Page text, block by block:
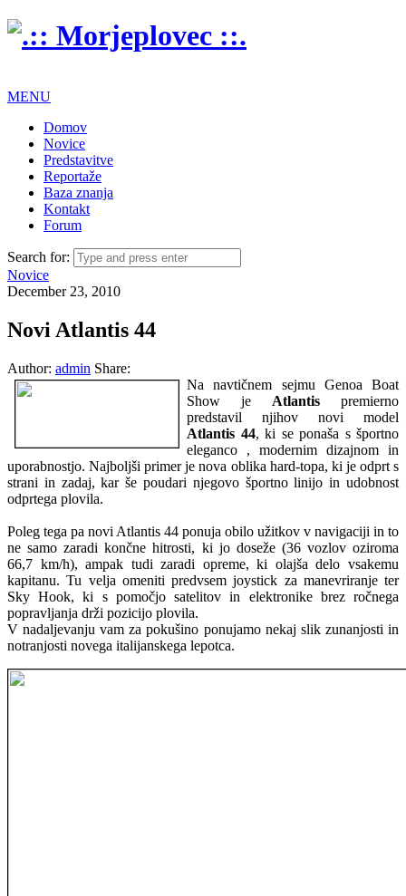
MENU
Domov
Novice
Predstavitve
Reportaže
Baza znanja
Kontakt
Forum
Search for:
Novice
December 23, 2010
Novi Atlantis 44
Author: admin Share:
Na navtičnem sejmu Genoa Boat
Show je Atlantis premierno
predstavil njihov novi model
Atlantis 44, ki se ponaša s športno
eleganco , modernim dizajnom in
uporabnostjo. Najboljši primer je nova oblika hard-topa, ki je odprt s
strani in zadaj, kar še poudari njegovo športno linijo in udobnost
odprtega plovila.
Poleg tega pa novi Atlantis 44 ponuja obilo užitkov v navigaciji in to
ne samo zaradi končne hitrosti, ki jo doseže (36 vozlov oziroma
66,7 km/h), ampak tudi zaradi opreme, ki olajša delo vsakemu
kapitanu. Tu velja omeniti predvsem joystick za manevriranje ter
Sky Hook, ki s pomočjo satelitov in elektronike brez ročnega
popravljanja drži pozicijo plovila.
V nadaljevanju vam za pokušino ponujamo nekaj slik zunanjosti in
notranjosti novega italijanskega lepotca.